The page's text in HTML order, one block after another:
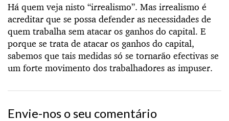
Há quem veja nisto “irrealismo”. Mas irrealismo é
acreditar que se possa defender as necessidades de
quem trabalha sem atacar os ganhos do capital. E
porque se trata de atacar os ganhos do capital,
sabemos que tais medidas só se tornarão efectivas se
um forte movimento dos trabalhadores as impuser.
Envie-nos o seu comentário